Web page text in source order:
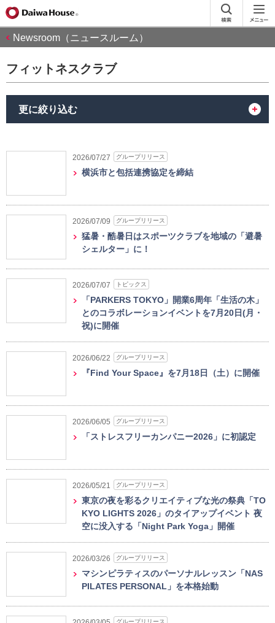
Newsroom（ニュースルーム）
フィットネスクラブ
更に絞り込む
2026/07/27 グループリリース
横浜市と包括連携協定を締結
2026/07/09 グループリリース
猛暑・酷暑日はスポーツクラブを地域の「避暑
シェルター」に！
2026/07/07 トピックス
「PARKERS TOKYO」開業6周年「生活の木」
とのコラボレーションイベントを7月20日(月・
祝)に開催
2026/06/22 グループリリース
『Find Your Space』を7月18日（土）に開催
2026/06/05 グループリリース
「ストレスフリーカンパニー2026」に初認定
2026/05/21 グループリリース
東京の夜を彩るクリエイティブな光の祭典「TO
KYO LIGHTS 2026」のタイアップイベント 夜
空に没入する「Night Park Yoga」開催
2026/03/26 グループリリース
マシンピラティスのパーソナルレッスン「NAS
PILATES PERSONAL」を本格始動
グループリリース